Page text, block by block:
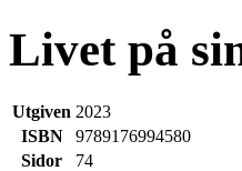
Livet på
Utgiven 2023
ISBN
9789176994580
Sidor
74